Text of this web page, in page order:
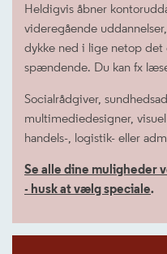
Heldigvis åbner
videregående
dykke ned i lige netop det
spændende. Du kan fx
Socialrådgiver,
multimediedesigner,
handels-, logistik- eller
Se alle dine muligheder
- husk at vælg speciale.